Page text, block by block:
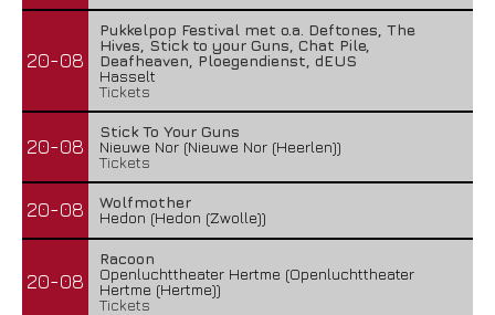
20-08
Pukkelpop Festival met o.a. Deftones, The
Hives, Stick to your Guns, Chat Pile,
Deafheaven, Ploegendienst, dEUS
Hasselt
Tickets
20-08
Stick To Your Guns
Nieuwe Nor (Nieuwe Nor (Heerlen))
Tickets
20-08
Wolfmother
Hedon (Hedon (Zwolle))
20-08
Racoon
Openluchttheater Hertme (Openluchttheater
Hertme (Hertme))
Tickets